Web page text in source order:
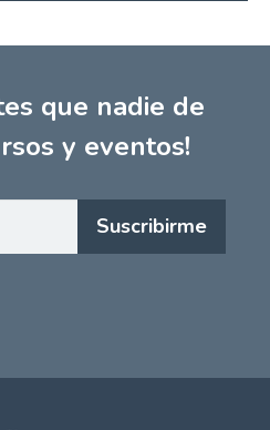
que nadie de
y eventos!
Suscribirme